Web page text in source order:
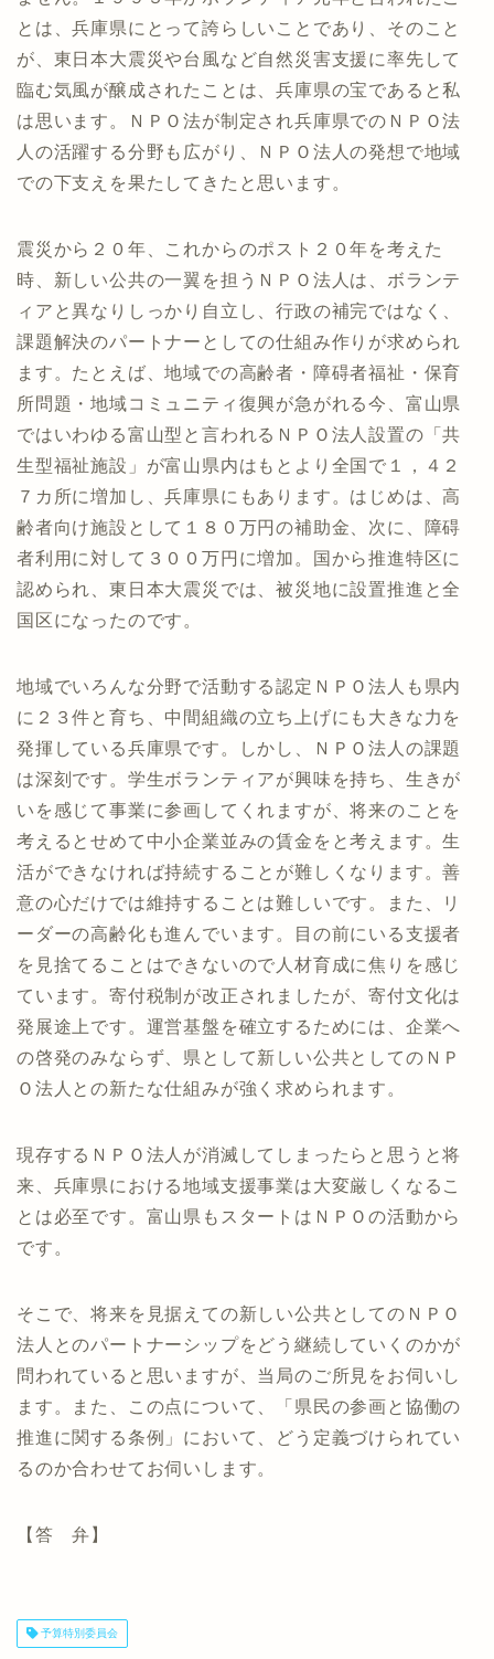
とは、兵庫県にとって誇らしいことであり、そのこと
が、東日本大震災や台風など自然災害支援に率先して
臨む気風が醸成されたことは、兵庫県の宝であると私
は思います。ＮＰＯ法が制定され兵庫県でのＮＰＯ法
人の活躍する分野も広がり、ＮＰＯ法人の発想で地域
での下支えを果たしてきたと思います。
震災から２０年、これからのポスト２０年を考えた
時、新しい公共の一翼を担うＮＰＯ法人は、ボランテ
ィアと異なりしっかり自立し、行政の補完ではなく、
課題解決のパートナーとしての仕組み作りが求められ
ます。たとえば、地域での高齢者・障碍者福祉・保育
所問題・地域コミュニティ復興が急がれる今、富山県
ではいわゆる富山型と言われるＮＰＯ法人設置の「共
生型福祉施設」が富山県内はもとより全国で１，４２
７カ所に増加し、兵庫県にもあります。はじめは、高
齢者向け施設として１８０万円の補助金、次に、障碍
者利用に対して３００万円に増加。国から推進特区に
認められ、東日本大震災では、被災地に設置推進と全
国区になったのです。
地域でいろんな分野で活動する認定ＮＰＯ法人も県内
に２３件と育ち、中間組織の立ち上げにも大きな力を
発揮している兵庫県です。しかし、ＮＰＯ法人の課題
は深刻です。学生ボランティアが興味を持ち、生きが
いを感じて事業に参画してくれますが、将来のことを
考えるとせめて中小企業並みの賃金をと考えます。生
活ができなければ持続することが難しくなります。善
意の心だけでは維持することは難しいです。また、リ
ーダーの高齢化も進んでいます。目の前にいる支援者
を見捨てることはできないので人材育成に焦りを感じ
ています。寄付税制が改正されましたが、寄付文化は
発展途上です。運営基盤を確立するためには、企業へ
の啓発のみならず、県として新しい公共としてのＮＰ
Ｏ法人との新たな仕組みが強く求められます。
現存するＮＰＯ法人が消滅してしまったらと思うと将
来、兵庫県における地域支援事業は大変厳しくなるこ
とは必至です。富山県もスタートはＮＰＯの活動から
です。
そこで、将来を見据えての新しい公共としてのＮＰＯ
法人とのパートナーシップをどう継続していくのかが
問われていると思いますが、当局のご所見をお伺いし
ます。また、この点について、「県民の参画と協働の
推進に関する条例」において、どう定義づけられてい
るのか合わせてお伺いします。
【答 弁】
予算特別委員会